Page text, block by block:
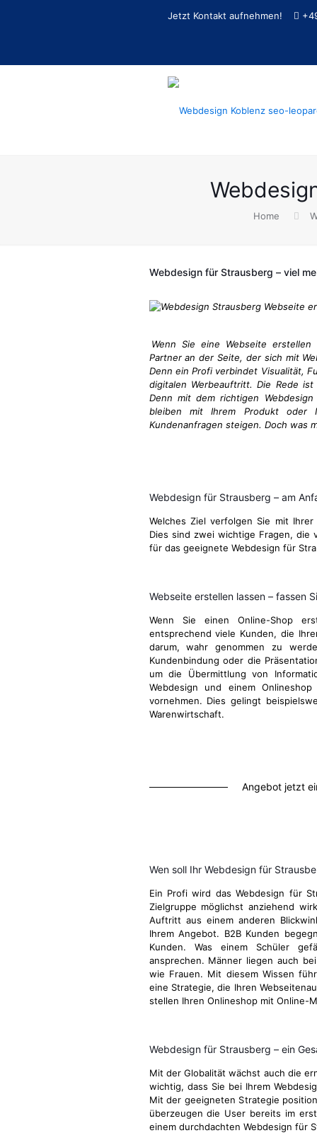
Jetzt Kontakt aufnehmen!
Home
Webdesign für Strausberg – viel
Wenn Sie eine Webseite
Partner an der Seite, der sich mit
Denn ein Profi verbindet Visualität,
digitalen Werbeauftritt. Die Rede
Denn mit dem richtigen
bleiben mit Ihrem Produkt oder
Kundenanfragen steigen. Doch was
Webdesign für Strausberg – am
Welches Ziel verfolgen Sie mit
Dies sind zwei wichtige Fragen, die
für das geeignete Webdesign für
Webseite erstellen lassen – fassen
Wenn Sie einen Online-Shop
entsprechend viele Kunden, die
darum, wahr genommen zu
Kundenbindung oder die
um die Übermittlung von
Webdesign und einem
vornehmen. Dies gelingt
Warenwirtschaft.
Angebot jetzt
Wen soll Ihr Webdesign für
Ein Profi wird das Webdesign für
Zielgruppe möglichst anziehend
Auftritt aus einem anderen
Ihrem Angebot. B2B Kunden
Kunden. Was einem Schüler
ansprechen. Männer liegen auch
wie Frauen. Mit diesem Wissen
eine Strategie, die Ihren
stellen Ihren Onlineshop mit Online-
Webdesign für Strausberg – ein
Mit der Globalität wächst auch die
wichtig, dass Sie bei Ihrem
Mit der geeigneten Strategie
überzeugen die User bereits im
einem durchdachten Webdesign für